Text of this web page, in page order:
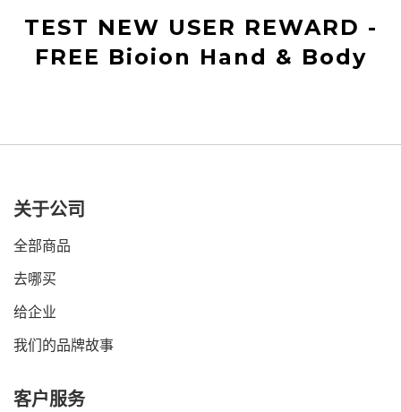
TEST NEW USER REWARD -
FREE Bioion Hand & Body
关于公司
全部商品
去哪买
给企业
我们的品牌故事
客户服务